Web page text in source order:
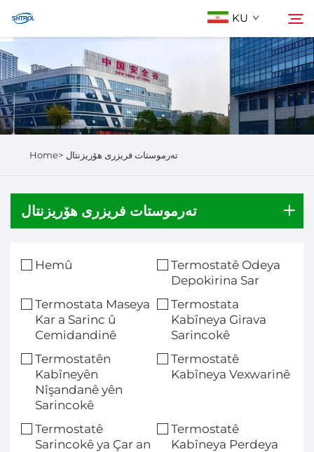
KU
Der barê Me
Berhem
گەڕان
Home> تەرموستات فریزری هۆریزنتال
تەرموستات فریزری هۆریزنتال
Hemû
Termostatê Odeya
Depokirina Sar
Termostata Maseya
Kar a Sarinc û
Cemidandinê
Termostata
Kabîneya Girava
Sarincokê
Termostatên
Kabîneyên
Nîşandanê yên
Sarincokê
Termostatê
Kabîneya Vexwarinê
Termostatê
Sarincokê ya Çar an
Termostatê
Kabîneya Perdeya